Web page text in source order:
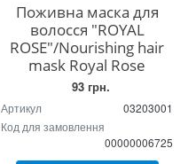
Поживна маска для
волосся "ROYAL
ROSE"/Nourishing hair
mask Royal Rose
93 грн.
Артикул
03203001
Код для замовлення
00000006725